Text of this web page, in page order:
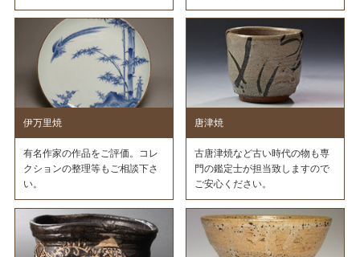
伊万里焼
有名作家の作品をご評価。コレ
クションの整理等もご相談下さ
い。
唐津焼
古唐津焼など古い時代の物も専
門の鑑定士が担当致しますので
ご安心ください。